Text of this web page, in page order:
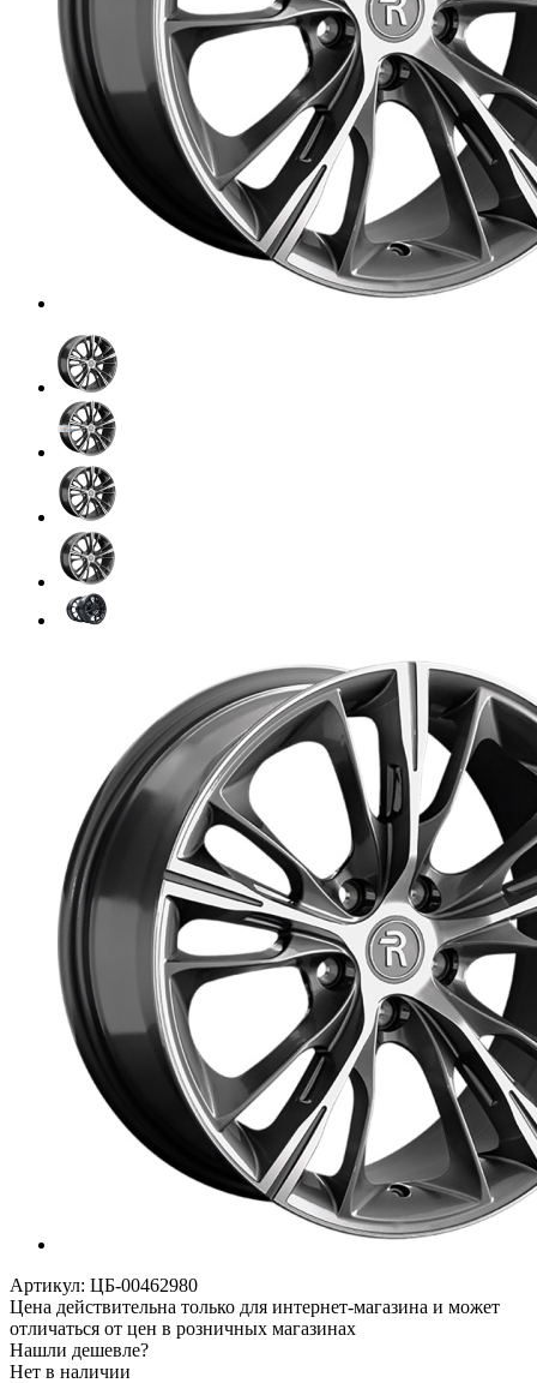
Артикул: ЦБ-00462980
Цена действительна только для интернет-магазина и может
отличаться от цен в розничных магазинах
Нашли дешевле?
Нет в наличии